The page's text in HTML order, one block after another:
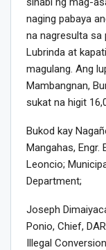
naging pabaya
na nagresulta sa
Lubrinda at
magulang. Ang
Mambangnan,
sukat na higit
Bukod kay
Mangahas, Engr.
Leoncio;
Department;
Joseph
Ponio, Chief,
Illegal